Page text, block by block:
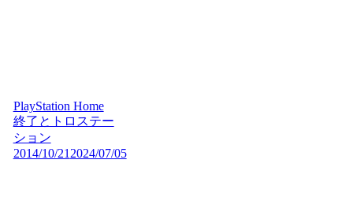
PlayStation Home
終了とトロステー
ション
2014/10/21 2024/07/05